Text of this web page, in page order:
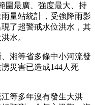
圍最廣、強度最大、持
量站統計，受強降雨影
了超警戒水位洪水，其
水。
湘等省多條中小河流發
災害已造成144人死
等多年沒有發生大洪